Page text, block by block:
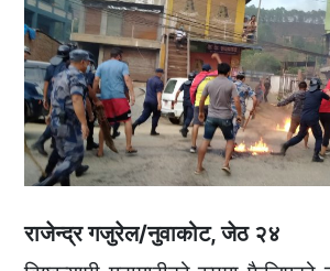
राजेन्द्र गजुरेल/नुवाकोट, जेठ २४